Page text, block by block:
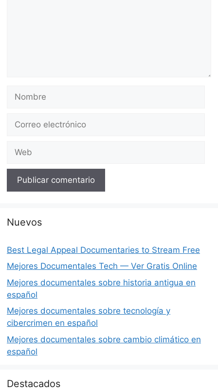
electrónico
Nuevos
Best Legal Appeal Documentaries to Stream Free
Mejores Documentales Tech — Ver Gratis Online
Mejores documentales sobre historia antigua en
español
Mejores documentales sobre tecnología y
cibercrimen en español
Mejores documentales sobre cambio climático en
español
Destacados